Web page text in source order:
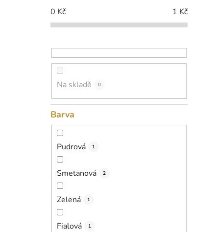
0 Kč 1 Kč
Na skladě 0
Barva
Pudrová 1
Smetanová 2
Zelená 1
Fialová 1